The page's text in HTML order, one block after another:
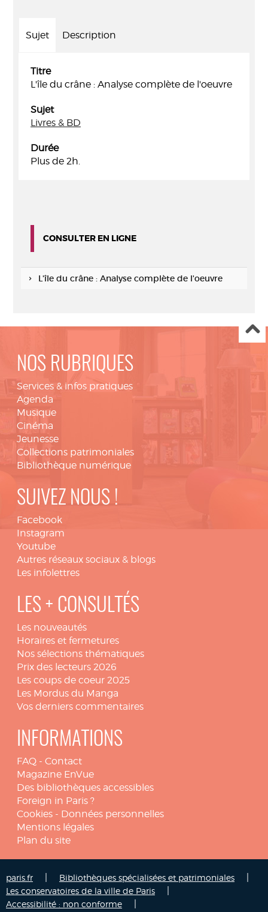
Sujet Description
Titre
L'île du crâne : Analyse complète de l'oeuvre
Sujet
Livres & BD
Durée
Plus de 2h.
CONSULTER EN LIGNE
L'île du crâne : Analyse complète de l'oeuvre
NOS RUBRIQUES
Services & infos pratiques
Agenda
Musique
Cinéma
Jeunesse
Collections patrimoniales
Bibliothèque numérique
SUIVEZ NOUS !
Facebook
Instagram
Youtube
Autres réseaux sociaux & blogs
Les infolettres
LES + CONSULTÉS
Les nouveautés
Horaires et fermetures
Nos sélections thématiques
Prix des lecteurs 2026
Les coups de coeur 2025
Les Mordus du Manga
Vos derniers commentaires
INFORMATIONS
FAQ - Contact
Magazine EnVue
Des bibliothèques accessibles
Foreign in Paris ?
Cookies - Données personnelles
Mentions légales
Plan du site
paris.fr Bibliothèques spécialisées et patrimoniales
Les conservatoires de la ville de Paris
Accessibilité : non conforme